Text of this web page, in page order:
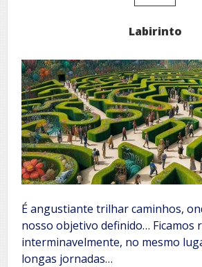
Labirinto
É angustiante trilhar caminhos,
nosso objetivo definido… Ficamos
interminavelmente, no mesmo
longas jornadas…